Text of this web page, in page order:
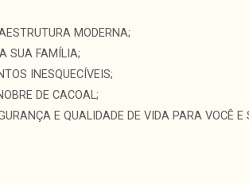
MODERNA;
SUA FAMÍLIA;
INESQUECÍVEIS;
DE CACOAL;
E QUALIDADE DE VIDA PARA VOCÊ E